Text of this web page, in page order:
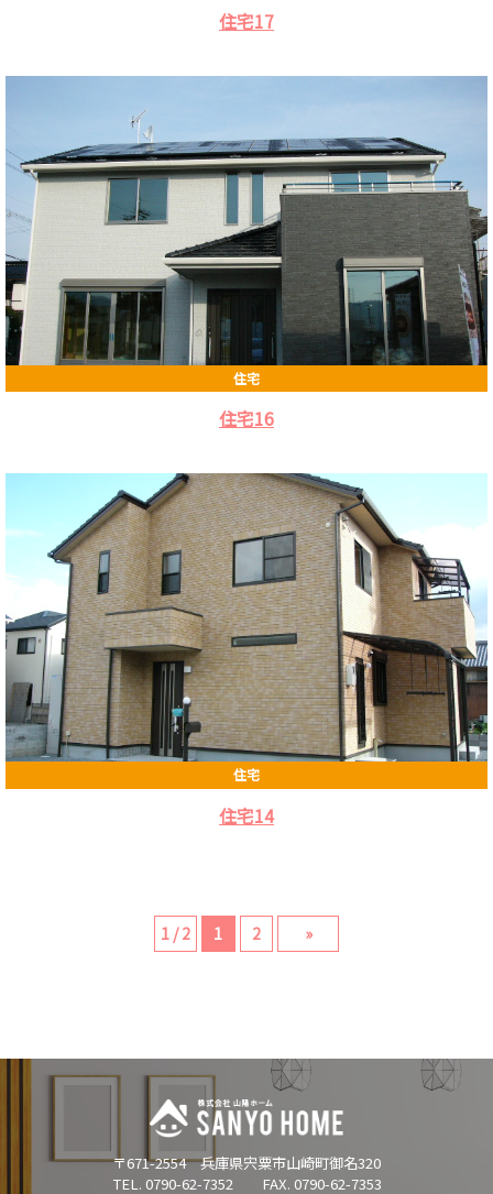
住宅17
住宅
住宅16
住宅
住宅14
1 / 2 1 2 »
〒671-2554 兵庫県宍粟市山崎町御名320
TEL. 0790-62-7352 FAX. 0790-62-7353